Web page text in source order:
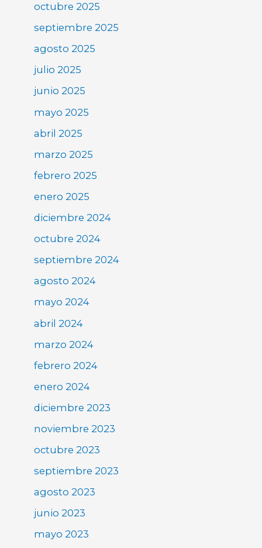
octubre 2025
septiembre 2025
agosto 2025
julio 2025
junio 2025
mayo 2025
abril 2025
marzo 2025
febrero 2025
enero 2025
diciembre 2024
octubre 2024
septiembre 2024
agosto 2024
mayo 2024
abril 2024
marzo 2024
febrero 2024
enero 2024
diciembre 2023
noviembre 2023
octubre 2023
septiembre 2023
agosto 2023
junio 2023
mayo 2023